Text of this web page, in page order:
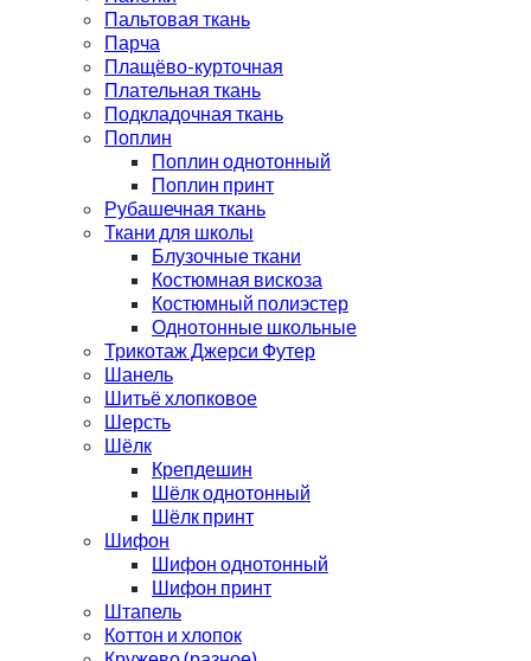
Пальтовая ткань
Парча
Плащёво-курточная
Плательная ткань
Подкладочная ткань
Поплин
Поплин однотонный
Поплин принт
Рубашечная ткань
Ткани для школы
Блузочные ткани
Костюмная вискоза
Костюмный полиэстер
Однотонные школьные
Трикотаж Джерси Футер
Шанель
Шитьё хлопковое
Шерсть
Шёлк
Крепдешин
Шёлк однотонный
Шёлк принт
Шифон
Шифон однотонный
Шифон принт
Штапель
Коттон и хлопок